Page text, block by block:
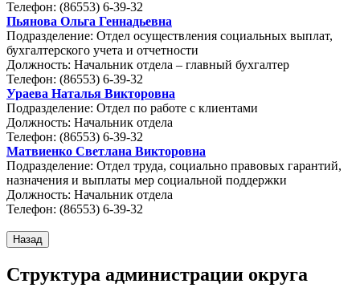
Телефон: (86553) 6-39-32
Пьянова Ольга Геннадьевна
Подразделение: Отдел осуществления социальных выплат,
бухгалтерского учета и отчетности
Должность: Начальник отдела – главный бухгалтер
Телефон: (86553) 6-39-32
Ураева Наталья Викторовна
Подразделение: Отдел по работе с клиентами
Должность: Начальник отдела
Телефон: (86553) 6-39-32
Матвиенко Светлана Викторовна
Подразделение: Отдел труда, социально правовых гарантий,
назначения и выплаты мер социальной поддержки
Должность: Начальник отдела
Телефон: (86553) 6-39-32
Структура администрации округа